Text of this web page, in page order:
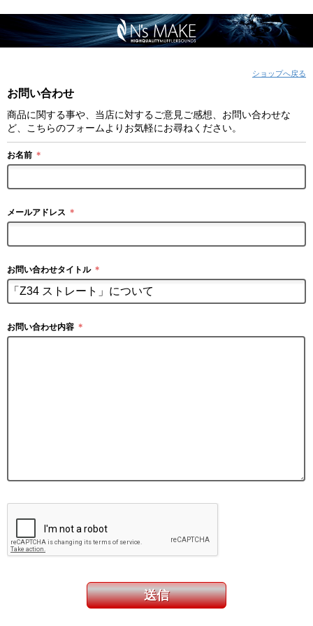
ショップへ戻る
お問い合わせ
商品に関する事や、当店に対するご意見ご感想、お問い合わせな
ど、こちらのフォームよりお気軽にお尋ねください。
お名前 ＊
メールアドレス ＊
お問い合わせタイトル ＊
お問い合わせ内容 ＊